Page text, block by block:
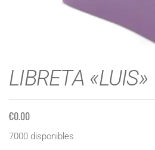
LIBRETA «LUIS»
€0.00
7000 disponibles